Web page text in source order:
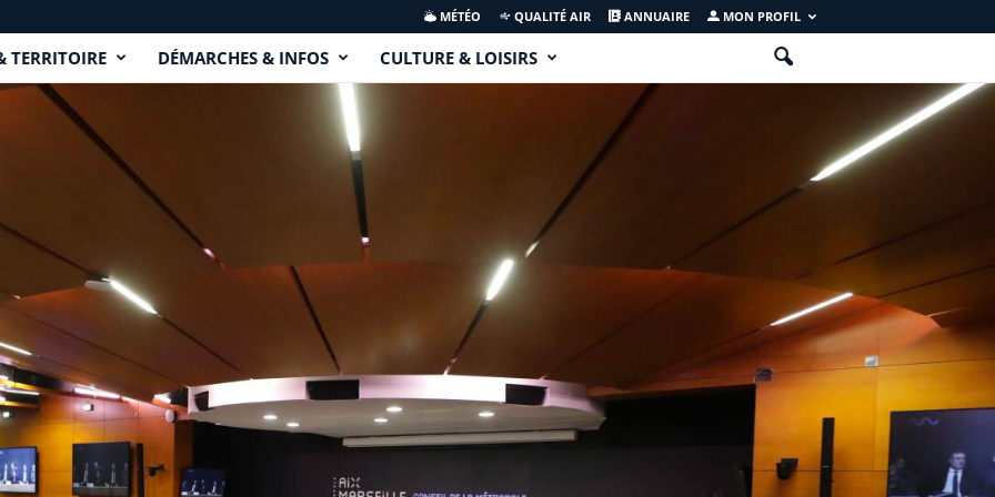
MÉTÉO QUALITÉ AIR ANNUAIRE MON PROFIL
TERRITOIRE DÉMARCHES & INFOS CULTURE & LOISIRS